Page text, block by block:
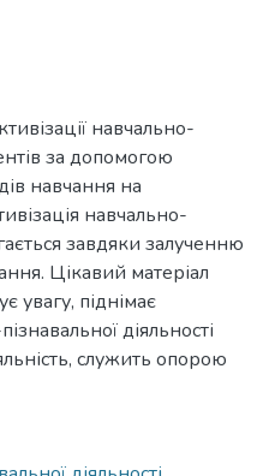
навчально-
за допомогою
навчання на
навчально-
завдяки залученню
Цікавий матеріал
увагу, піднімає
діяльності
служить опорою